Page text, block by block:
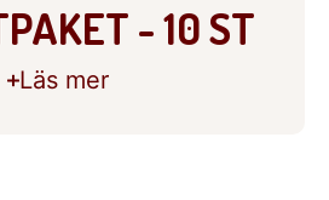
- 10 ST
Läs mer